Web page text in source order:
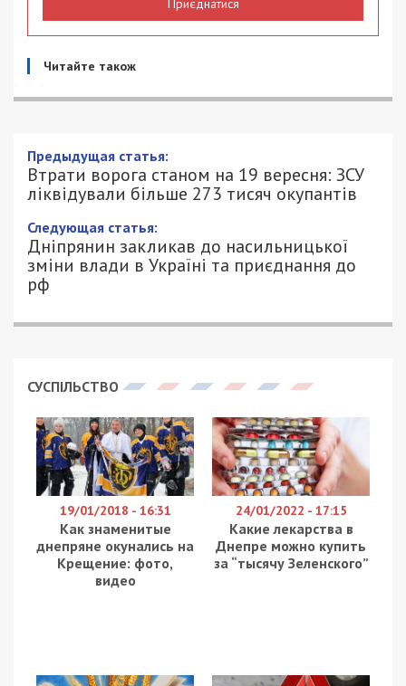
Приєднатися
Читайте також
Втрати ворога станом на 19 вересня:
ЗСУ ліквідували більше 273 тисяч
окупантів
19/09/2023 - 10:28
ПЕТРО ЩУКІН - СПЕЦИАЛЬНО ДЛЯ
49000.COM.UA
1043
Станом на 19 вересня 2023 року ЗСУ знищили
Про це йдеться у повідомленні Генштабу
Збройних сил України.
Загальні бойові втрати армії РФ:
особового складу – близько 273 460
(+520) осіб,
бойових броньованих машин — 8851
(+17) од,
артилерійських систем — 6062 (+35) од,
РСЗВ — 778 (+2) од,
гелікоптерів — 316 (+0) од,